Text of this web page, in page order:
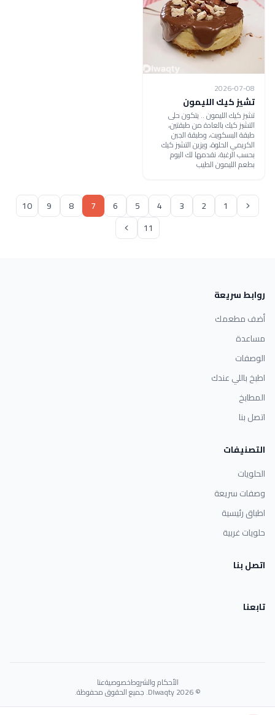
2026-07-08
تشيز كيك الليمون
تشيز كيك الليمون .. يتكون حلى
التشيز كيك بالعادة من طبقتين،
طبقة البسكويت، وطبقة الجبن
الكريمي الحلوة، ويزين التشيز كيك
بحسب الرغبة، نقدمها لك اليوم
بطعم الليمون الطيب
1
2
3
4
5
6
7
8
9
10
11
روابط سريعة
أضف مطعمك
مساعدة
الوصفات
اطبخ باللي عندك
المطابخ
اتصل بنا
التصنيفات
الحلويات
وصفات سريعة
اطباق رئيسية
حلويات غربية
اتصل بنا
تابعنا
الأحكام والشروطخصوصيةعنا
© 2026 Dlwaqty. جميع الحقوق محفوظة.
Powered byGAIT